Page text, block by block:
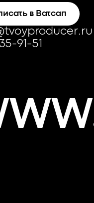
в Ватсап
91-51